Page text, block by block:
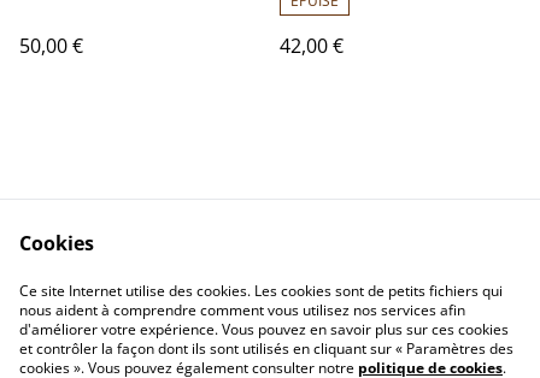
50,00 € 42,00 €
Politique de
confidentialité
Politique de cookies
Calendrier:
Brocantes,Bourse...
Cookies
Ce site Internet utilise des cookies. Les cookies sont de petits fichiers qui
nous aident à comprendre comment vous utilisez nos services afin
d'améliorer votre expérience. Vous pouvez en savoir plus sur ces cookies
et contrôler la façon dont ils sont utilisés en cliquant sur « Paramètres des
cookies ». Vous pouvez également consulter notre politique de cookies.